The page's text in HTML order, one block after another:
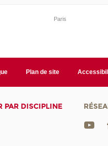
Paris
Plan de site
PAR DISCIPLINE